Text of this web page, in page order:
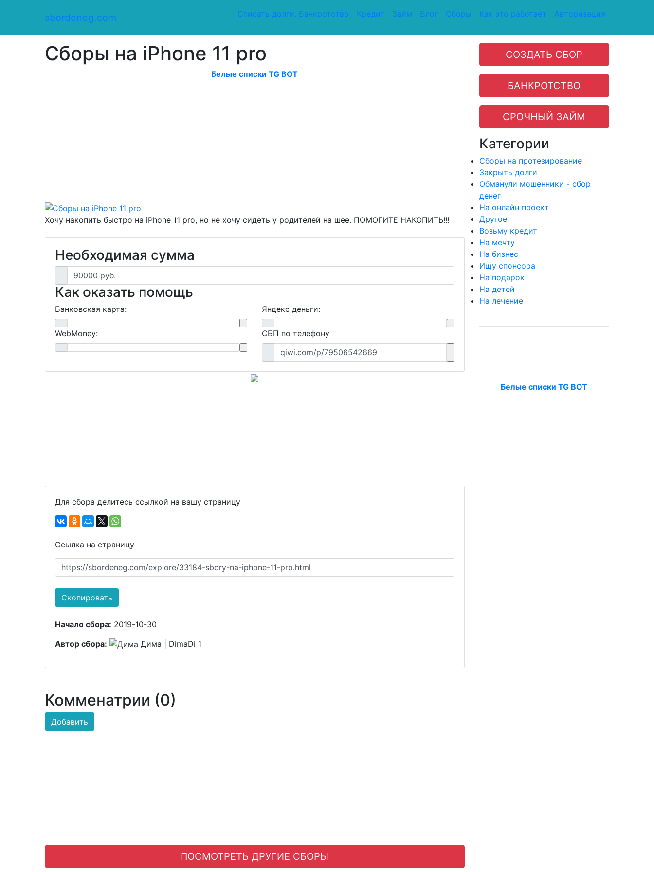
sbordeneg.com Списать долги. Банкротство Кредит Займ Блог Сборы Как это работает Авторизация
Оказать помощь
Сборы на iPhone 11 pro
Белые списки TG BOT
Хочу накопить быстро на iPhone 11 pro, но не хочу сидеть у родителей на шее. ПОМОГИТЕ НАКОПИТЬ!!!
Необходимая сумма
90000 руб.
Как оказать помощь
Банковская карта: Яндекс деньги:
WebMoney:
СБП по телефону
qiwi.com/p/79506542669
Для сбора делитесь ссылкой на вашу страницу
Ссылка на страницу
https://sbordeneg.com/explore/33184-sbory-na-iphone-11-pro.html
Скопировать
Начало сбора: 2019-10-30
Автор сбора:
Дима | DimaDi 1
Комменатрии (0)
Добавить
ПОСМОТРЕТЬ ДРУГИЕ СБОРЫ
СОЗДАТЬ СБОР
БАНКРОТСТВО
СРОЧНЫЙ ЗАЙМ
Категории
Сборы на протезирование
Закрыть долги
Обманули мошенники - сбор
денег
На онлайн проект
Другое
Возьму кредит
На мечту
На бизнес
Ищу спонсора
На подарок
На детей
На лечение
Белые списки TG BOT